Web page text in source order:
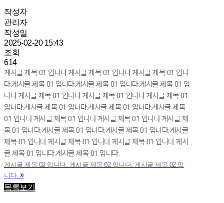
작성자
관리자
작성일
2025-02-20 15:43
조회
614
게시글 제목 01 입니다.게시글 제목 01 입니다.게시글 제목 01 입니
다.게시글 제목 01 입니다.게시글 제목 01 입니다.게시글 제목 01 입
니다.게시글 제목 01 입니다.게시글 제목 01 입니다.게시글 제목 01
입니다.게시글 제목 01 입니다.게시글 제목 01 입니다.게시글 제목
01 입니다.게시글 제목 01 입니다.게시글 제목 01 입니다.게시글 제
목 01 입니다.게시글 제목 01 입니다.게시글 제목 01 입니다.게시글
제목 01 입니다.게시글 제목 01 입니다.게시글 제목 01 입니다.게시
글 제목 01 입니다.게시글 제목 01 입니다.
게시글 제목 02 입니다. 게시글 제목 02 입니다. 게시글 제목 02 입
니다. »
목록보기